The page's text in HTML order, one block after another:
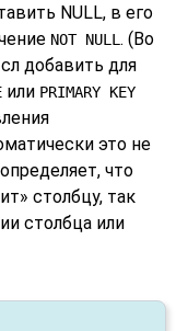
NULL, в его
NOT NULL . (Во
добавить для
или PRIMARY KEY
это не
что
» столбцу, так
столбца или